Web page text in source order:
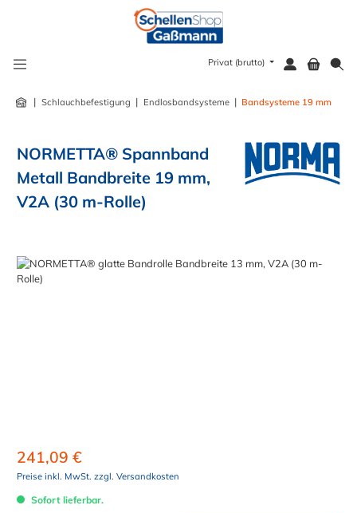
Privat (brutto)
| Schlauchbefestigung | Endlosbandsysteme | Bandsysteme 19 mm
NORMETTA® Spannband
Metall Bandbreite 19 mm,
V2A (30 m-Rolle)
Bildergalerie überspringen
241,09 €
Preise inkl. MwSt. zzgl. Versandkosten
Sofort lieferbar.